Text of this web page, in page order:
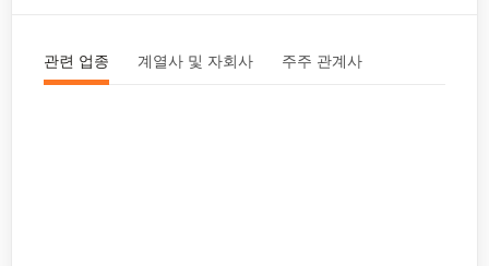
관련 업종 계열사 및 자회사 주주 관계사